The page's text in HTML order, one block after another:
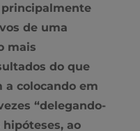
principalmente
de uma
mais
do que
a colocando em
“delegando-
hipóteses, ao